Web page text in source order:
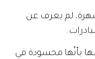
لم يعرف عن
بأنّها محسودة في